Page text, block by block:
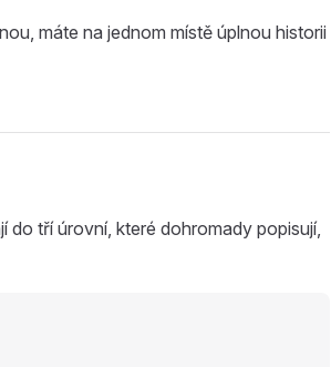
máte na jednom místě úplnou historii
do tří úrovní, které dohromady popisují,